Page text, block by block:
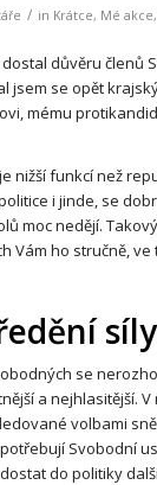
/ in Krátce, Mé akce,
dostal důvěru členů
jsem se opět
mému
nižší funkcí než
i jinde, se
moc nedějí.
Vám ho stručně,
síly
se
a nejhlasitější. V
volbami
Svobodní
do politiky